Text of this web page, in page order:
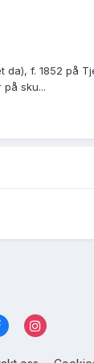
f. 1852 på
på sku...